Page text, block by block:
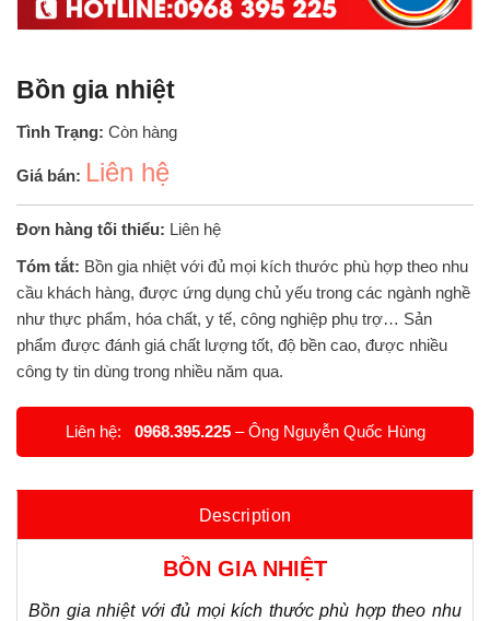
Bồn gia nhiệt
Tình Trạng: Còn hàng
Giá bán: Liên hệ
Đơn hàng tối thiểu: Liên hệ
Tóm tắt: Bồn gia nhiệt với đủ mọi kích thước phù hợp theo nhu
cầu khách hàng, được ứng dụng chủ yếu trong các ngành nghề
như thực phẩm, hóa chất, y tế, công nghiệp phụ trợ… Sản
phẩm được đánh giá chất lượng tốt, độ bền cao, được nhiều
công ty tin dùng trong nhiều năm qua.
Liên hệ: 0968.395.225– Ông Nguyễn Quốc Hùng
Description
BỒN GIA NHIỆT
Bồn gia nhiệt với đủ mọi kích thước phù hợp theo nhu